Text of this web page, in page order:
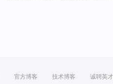
官方博客 技术博客 诚聘英才